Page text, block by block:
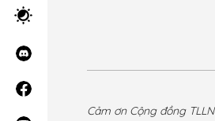
Cảm ơn Cộng đồng TLLN